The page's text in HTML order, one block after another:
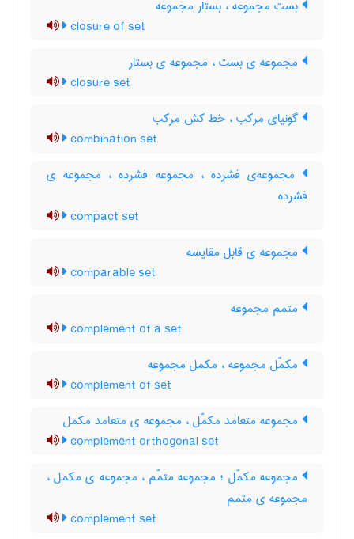
بست مجموعه ، بستار مجموعه
closure of set
مجموعه ی بست ، مجموعه ی بستار
closure set
گونیای مرکب ، خط کش مرکب
combination set
مجموعه‌ی فشرده ، مجموعه فشرده ، مجموعه ی
فشرده
compact set
مجموعه ی قابل مقایسه
comparable set
متمم مجموعه
complement of a set
مکمّل مجموعه ، مکمل مجموعه
complement of set
مجموعه متعامد مکمّل ، مجموعه ی متعامد مکمل
complement orthogonal set
مجموعه مکمّل ؛ مجموعه متمّم ، مجموعه ی مکمل ،
مجموعه ی متمم
complement set